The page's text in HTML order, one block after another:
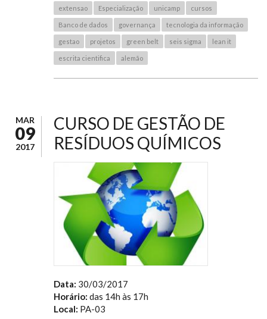
extensao Especialização unicamp cursos
Banco de dados governança tecnologia da informação
gestao projetos green belt seis sigma lean it
escrita cientifica alemão
MAR
09
2017
CURSO DE GESTÃO DE
RESÍDUOS QUÍMICOS
Data: 30/03/2017
Horário: das 14h às 17h
Local: PA-03